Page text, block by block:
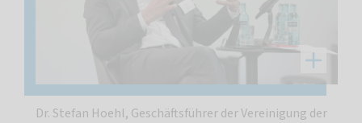
Dr. Stefan Hoehl, Geschäftsführer der Vereinigung der